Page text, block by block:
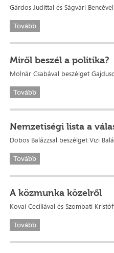
Gárdos Judittal és Ságvári
Tovább
Miről beszél a politika?
Molnár Csabával beszélget
Tovább
Nemzetiségi lista a
Dobos Balázzsal beszélget Vizi
Tovább
A közmunka közelről
Kovai Cecíliával és Szombati
Tovább